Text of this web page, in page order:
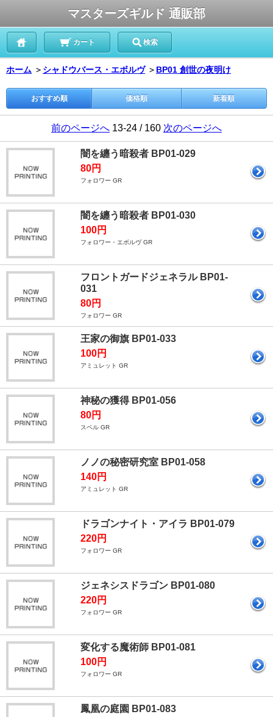
マスターズギルド 通販部
カート 検索
ホーム ＞ シャドウバース・エボルヴ ＞ BP01 創世の夜明け
おすすめ順 価格順 新着順
前のページへ 13-24 / 160 次のページへ
闇を纏う暗殺者 BP01-029
80円
フォロワー GR
闇を纏う暗殺者 BP01-030
100円
フォロワー・エボルヴ GR
フロントガードジェネラル BP01-
031
80円
フォロワー GR
王家の御旗 BP01-033
100円
アミュレット GR
神秘の獲得 BP01-056
80円
スペル GR
ノノの秘密研究室 BP01-058
140円
アミュレット GR
ドラゴンナイト・アイラ BP01-079
220円
フォロワー GR
ジェネシスドラゴン BP01-080
220円
フォロワー GR
変化する魔術師 BP01-081
100円
フォロワー GR
鳳凰の庭園 BP01-083